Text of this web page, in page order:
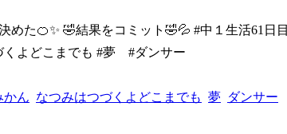
めた🍊✨ 🤣結果をコミット🤣💦 #中１生活61日目
くよどこまでも #夢 #ダンサー
かん なつみはつづくよどこまでも 夢 ダンサー